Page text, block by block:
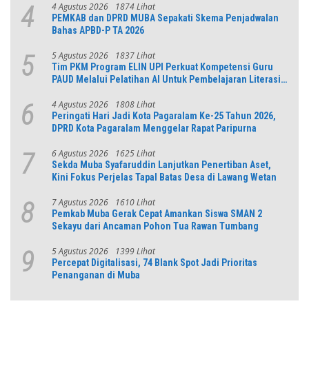
4 4 Agustus 2026 1874 Lihat
PEMKAB dan DPRD MUBA Sepakati Skema Penjadwalan
Bahas APBD-P TA 2026
5 5 Agustus 2026 1837 Lihat
Tim PKM Program ELIN UPI Perkuat Kompetensi Guru
PAUD Melalui Pelatihan AI Untuk Pembelajaran Literasi
6 4 Agustus 2026 1808 Lihat
Peringati Hari Jadi Kota Pagaralam Ke-25 Tahun 2026,
DPRD Kota Pagaralam Menggelar Rapat Paripurna
7 6 Agustus 2026 1625 Lihat
Sekda Muba Syafaruddin Lanjutkan Penertiban Aset,
Kini Fokus Perjelas Tapal Batas Desa di Lawang Wetan
8 7 Agustus 2026 1610 Lihat
Pemkab Muba Gerak Cepat Amankan Siswa SMAN 2
Sekayu dari Ancaman Pohon Tua Rawan Tumbang
9 5 Agustus 2026 1399 Lihat
Percepat Digitalisasi, 74 Blank Spot Jadi Prioritas
Penanganan di Muba